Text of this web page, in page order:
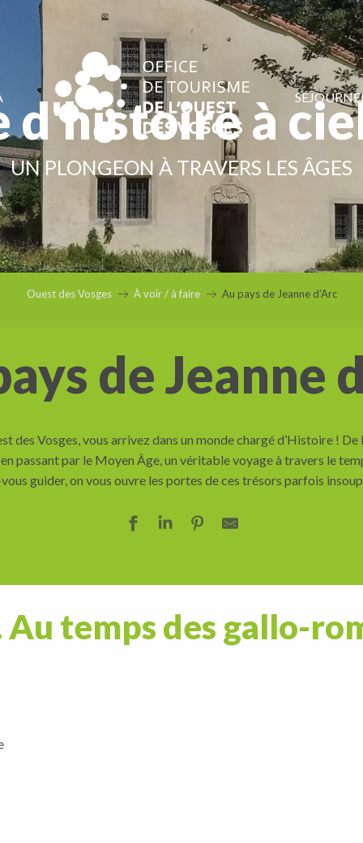
d'histoire à
UN PLONGEON À TRAVERS LES ÂGES
Ouest des Vosges À voir / à faire Au pays de Jeanne d’Arc
de Jeanne
des Vosges, vous arrivez dans un monde chargé d’Histoire ! De
passant par le Moyen Âge, un véritable voyage à travers le
guider, on vous ouvre les portes de ces trésors parfois
Au temps des gallo-